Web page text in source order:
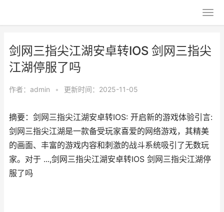
剑网三指尖江湖安卓转IOS 剑网三指尖
江湖停服了吗
作者： admin • 更新时间：2025-11-05
摘要：剑网三指尖江湖安卓转IOS: 开启新的游戏体验引言:
剑网三指尖江湖是一款备受玩家喜爱的网络游戏，其精美
的画面、丰富的游戏内容和刺激的战斗系统吸引了无数玩
家。对于 ...,剑网三指尖江湖安卓转IOS 剑网三指尖江湖停
服了吗